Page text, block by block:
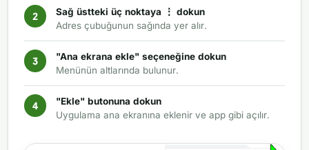
Sağ üstteki üç noktaya ⋮ dokun
Adres çubuğunun sağında yer alır.
"Ana ekrana ekle" seçeneğine dokun
Menünün altlarında bulunur.
"Ekle" butonuna dokun
Uygulama ana ekranına eklenir ve app gibi açılır.